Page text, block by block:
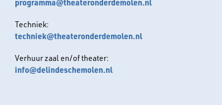
programma@theateronderdemolen.nl
Techniek:
techniek@theateronderdemolen.nl
Verhuur zaal en/of theater:
info@delindeschemolen.nl